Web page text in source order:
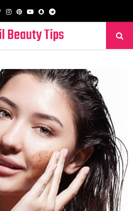
TwitterInstagram
PinterestYoutube
SnapchatTelegram
Beauty Tips